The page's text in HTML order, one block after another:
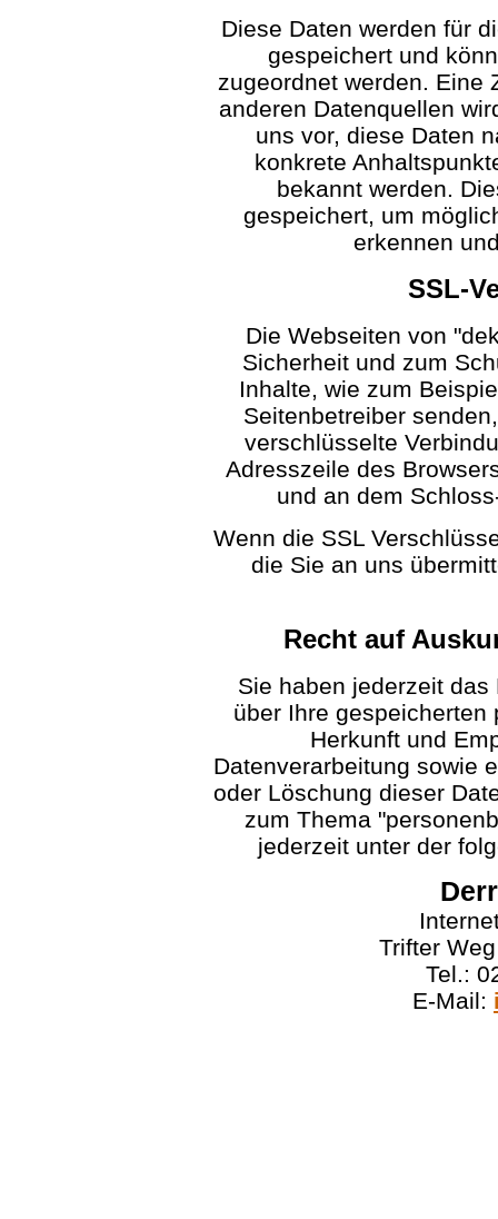
Diese Daten werden für
gespeichert und
zugeordnet werden. Eine
anderen Datenquellen
uns vor, diese Daten
konkrete
bekannt werden.
gespeichert, um
erkennen
SSL-
Die Webseiten von
Sicherheit und zum
Inhalte, wie zum
Seitenbetreiber
verschlüsselte
Adresszeile des
und an dem
Wenn die SSL
die Sie an uns
Recht auf
Sie haben jederzeit
über Ihre gespeicherten
Herkunft und
Datenverarbeitung sowie
oder Löschung dieser
zum Thema
jederzeit unter der
Trifter
Tel.:
E-Mail: